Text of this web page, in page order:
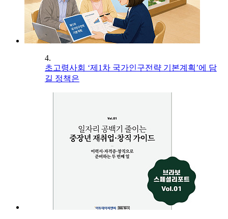
4.
초고령사회 ‘제1차 국가인구전략 기본계획’에 담
길 정책은